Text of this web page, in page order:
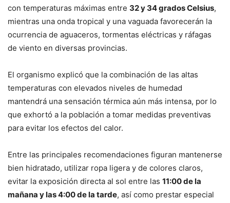
con temperaturas máximas entre 32 y 34 grados Celsius,
mientras una onda tropical y una vaguada favorecerán la
ocurrencia de aguaceros, tormentas eléctricas y ráfagas
de viento en diversas provincias.
El organismo explicó que la combinación de las altas
temperaturas con elevados niveles de humedad
mantendrá una sensación térmica aún más intensa, por lo
que exhortó a la población a tomar medidas preventivas
para evitar los efectos del calor.
Entre las principales recomendaciones figuran mantenerse
bien hidratado, utilizar ropa ligera y de colores claros,
evitar la exposición directa al sol entre las 11:00 de la
mañana y las 4:00 de la tarde, así como prestar especial